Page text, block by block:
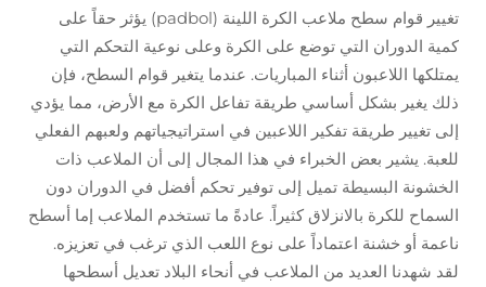
تغيير قوام سطح ملاعب الكرة اللينة (padbol) يؤثر حقاً على
كمية الدوران التي توضع على الكرة وعلى نوعية التحكم التي
يمتلكها اللاعبون أثناء المباريات. عندما يتغير قوام السطح، فإن
ذلك يغير بشكل أساسي طريقة تفاعل الكرة مع الأرض، مما يؤدي
إلى تغيير طريقة تفكير اللاعبين في استراتيجياتهم ولعبهم الفعلي
للعبة. يشير بعض الخبراء في هذا المجال إلى أن الملاعب ذات
الخشونة البسيطة تميل إلى توفير تحكم أفضل في الدوران دون
السماح للكرة بالانزلاق كثيراً. عادةً ما تستخدم الملاعب إما أسطح
ناعمة أو خشنة اعتماداً على نوع اللعب الذي ترغب في تعزيزه.
لقد شهدنا العديد من الملاعب في أنحاء البلاد تعديل أسطحها